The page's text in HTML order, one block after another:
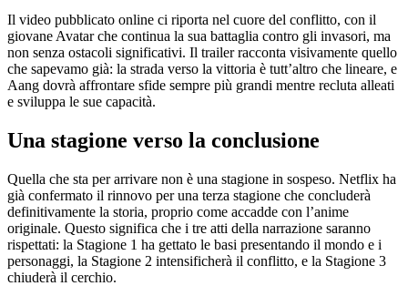
Il video pubblicato online ci riporta nel cuore del conflitto, con il
giovane Avatar che continua la sua battaglia contro gli invasori, ma
non senza ostacoli significativi. Il trailer racconta visivamente quello
che sapevamo già: la strada verso la vittoria è tutt’altro che lineare, e
Aang dovrà affrontare sfide sempre più grandi mentre recluta alleati
e sviluppa le sue capacità.
Una stagione verso la conclusione
Quella che sta per arrivare non è una stagione in sospeso. Netflix ha
già confermato il rinnovo per una terza stagione che concluderà
definitivamente la storia, proprio come accadde con l’anime
originale. Questo significa che i tre atti della narrazione saranno
rispettati: la Stagione 1 ha gettato le basi presentando il mondo e i
personaggi, la Stagione 2 intensificherà il conflitto, e la Stagione 3
chiuderà il cerchio.